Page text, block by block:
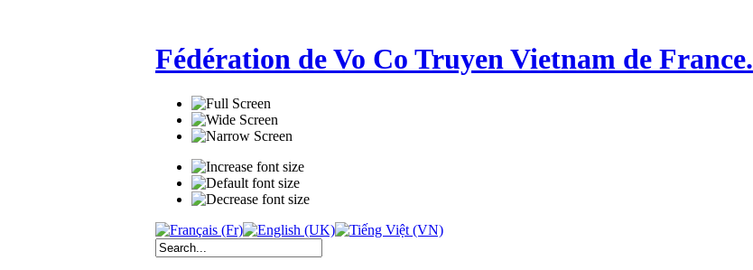
Fédération de Vo Co Truyen Vietnam de France.